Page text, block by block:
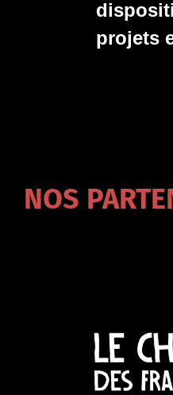
projets
NOS